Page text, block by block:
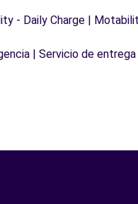
- Daily Charge |
| Servicio de